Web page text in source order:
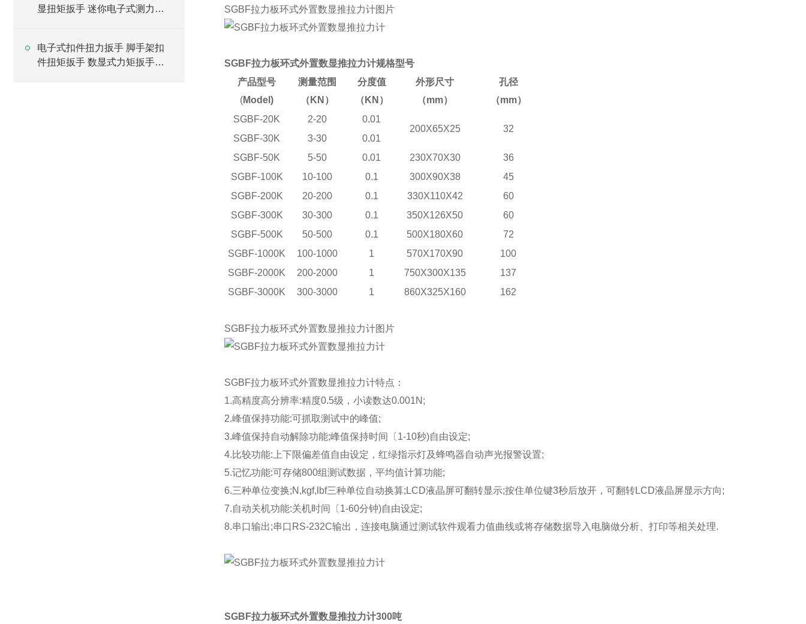
显扭矩扳手 迷你电子式测力扳
电子式扣件扭力扳手 脚手架扣
件扭矩扳手 数显式力矩扳手厂
SGBF拉力板环式外置数显推拉力计图片
SGBF拉力板环式外置数显推拉力计规格型号
产品型号
(Model)
测量范围
（KN）
分度值
（KN）
外形尺寸
（mm）
孔径
（mm）
SGBF-20K
2-20
0.01
200X65X25
32
SGBF-30K
3-30
0.01
SGBF-50K
5-50 0.01 230X70X30
36
SGBF-100K
10-100 0.1 300X90X38
45
SGBF-200K
20-200 0.1 330X110X42
60
SGBF-300K
30-300 0.1 350X126X50
60
SGBF-500K
50-500 0.1 500X180X60
72
SGBF-1000K
100-1000 1 570X170X90
100
SGBF-2000K
200-2000 1 750X300X135
137
SGBF-3000K
300-3000 1 860X325X160 162
SGBF拉力板环式外置数显推拉力计图片
SGBF拉力板环式外置数显推拉力计特点：
1.高精度高分辨率:精度0.5级，小读数达0.001N;
2.峰值保持功能:可抓取测试中的峰值;
3.峰值保持自动解除功能;峰值保持时间〔1-10秒)自由设定;
4.比较功能:上下限偏差值自由设定，红绿指示灯及蜂鸣器自动声光报警设置;
5.记忆功能:可存储800组测试数据，平均值计算功能;
6.三种单位变换;N,kgf,lbf三种单位自动换算;LCD液晶屏可翻转显示;按住单位键3秒后放开，可翻转LCD液晶屏显示方向;
7.自动关机功能:关机时间〔1-60分钟)自由设定;
8.串口输出;串口RS-232C输出，连接电脑通过测试软件观看力值曲线或将存储数据导入电脑做分析、打印等相关处理.
SGBF拉力板环式外置数显推拉力计300吨